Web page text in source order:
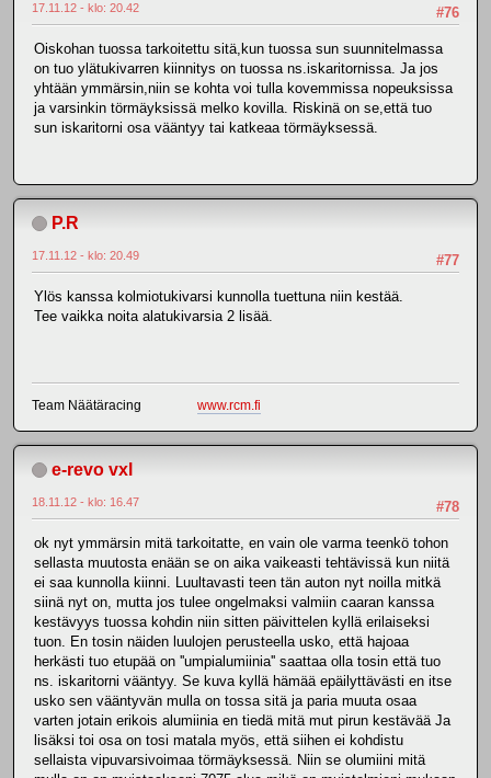
#76
17.11.12 - klo: 20.42
Oiskohan tuossa tarkoitettu sitä,kun tuossa sun suunnitelmassa
on tuo ylätukivarren kiinnitys on tuossa ns.iskaritornissa. Ja jos
yhtään ymmärsin,niin se kohta voi tulla kovemmissa nopeuksissa
ja varsinkin törmäyksissä melko kovilla. Riskinä on se,että tuo
sun iskaritorni osa vääntyy tai katkeaa törmäyksessä.
P.R
#77
17.11.12 - klo: 20.49
Ylös kanssa kolmiotukivarsi kunnolla tuettuna niin kestää.
Tee vaikka noita alatukivarsia 2 lisää.
Team Näätäracing www.rcm.fi
e-revo vxl
#78
18.11.12 - klo: 16.47
ok nyt ymmärsin mitä tarkoitatte, en vain ole varma teenkö tohon
sellasta muutosta enään se on aika vaikeasti tehtävissä kun niitä
ei saa kunnolla kiinni. Luultavasti teen tän auton nyt noilla mitkä
siinä nyt on, mutta jos tulee ongelmaksi valmiin caaran kanssa
kestävyys tuossa kohdin niin sitten päivittelen kyllä erilaiseksi
tuon. En tosin näiden luulojen perusteella usko, että hajoaa
herkästi tuo etupää on ''umpialumiinia'' saattaa olla tosin että tuo
ns. iskaritorni vääntyy. Se kuva kyllä hämää epäilyttävästi en itse
usko sen vääntyvän mulla on tossa sitä ja paria muuta osaa
varten jotain erikois alumiinia en tiedä mitä mut pirun kestävää Ja
lisäksi toi osa on tosi matala myös, että siihen ei kohdistu
sellaista vipuvarsivoimaa törmäyksessä. Niin se olumiini mitä